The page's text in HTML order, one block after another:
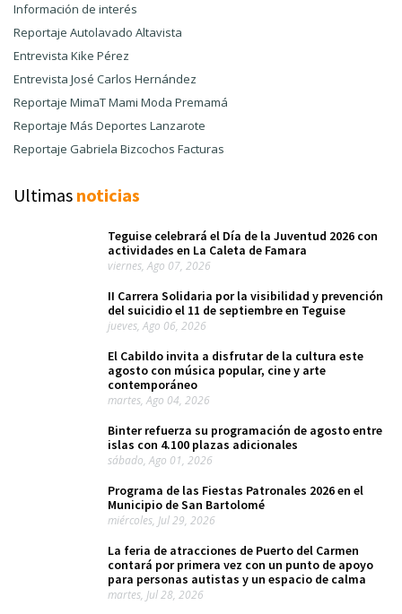
Información de interés
Reportaje Autolavado Altavista
Entrevista Kike Pérez
Entrevista José Carlos Hernández
Reportaje MimaT Mami Moda Premamá
Reportaje Más Deportes Lanzarote
Reportaje Gabriela Bizcochos Facturas
Ultimas noticias
Teguise celebrará el Día de la Juventud 2026 con
actividades en La Caleta de Famara
viernes, Ago 07, 2026
II Carrera Solidaria por la visibilidad y prevención
del suicidio el 11 de septiembre en Teguise
jueves, Ago 06, 2026
El Cabildo invita a disfrutar de la cultura este
agosto con música popular, cine y arte
contemporáneo
martes, Ago 04, 2026
Binter refuerza su programación de agosto entre
islas con 4.100 plazas adicionales
sábado, Ago 01, 2026
Programa de las Fiestas Patronales 2026 en el
Municipio de San Bartolomé
miércoles, Jul 29, 2026
La feria de atracciones de Puerto del Carmen
contará por primera vez con un punto de apoyo
para personas autistas y un espacio de calma
martes, Jul 28, 2026